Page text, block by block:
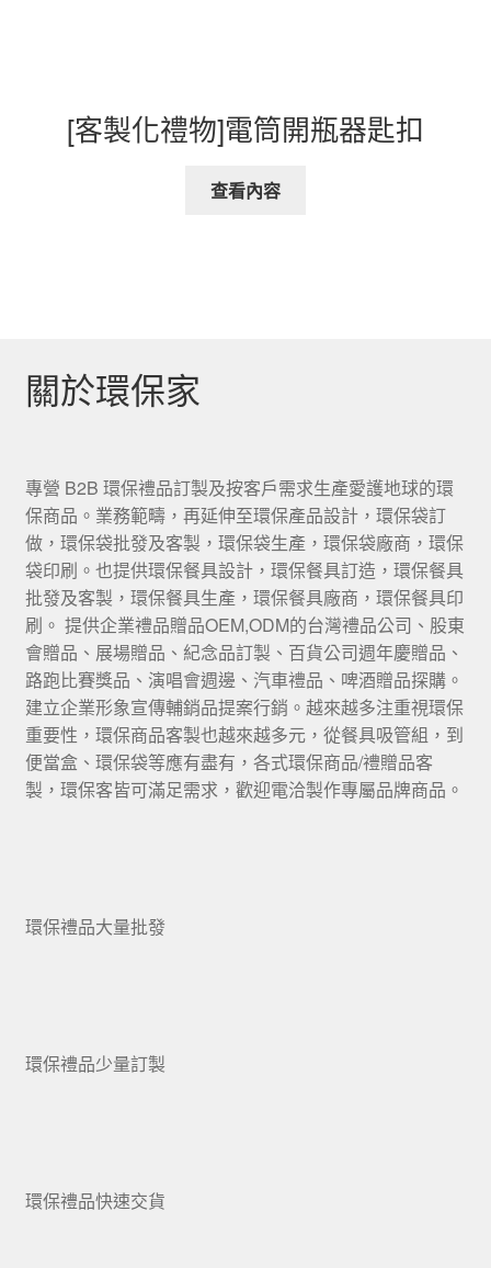
[客製化禮物]電筒開瓶器匙扣
查看內容
關於環保家
專營 B2B 環保禮品訂製及按客戶需求生產愛護地球的環
保商品。業務範疇，再延伸至環保產品設計，環保袋訂
做，環保袋批發及客製，環保袋生產，環保袋廠商，環保
袋印刷。也提供環保餐具設計，環保餐具訂造，環保餐具
批發及客製，環保餐具生產，環保餐具廠商，環保餐具印
刷。 提供企業禮品贈品OEM,ODM的台灣禮品公司、股東
會贈品、展場贈品、紀念品訂製、百貨公司週年慶贈品、
路跑比賽獎品、演唱會週邊、汽車禮品、啤酒贈品探購。
建立企業形象宣傳輔銷品提案行銷。越來越多注重視環保
重要性，環保商品客製也越來越多元，從餐具吸管組，到
便當盒、環保袋等應有盡有，各式環保商品/禮贈品客
製，環保客皆可滿足需求，歡迎電洽製作專屬品牌商品。
環保禮品大量批發
環保禮品少量訂製
環保禮品快速交貨